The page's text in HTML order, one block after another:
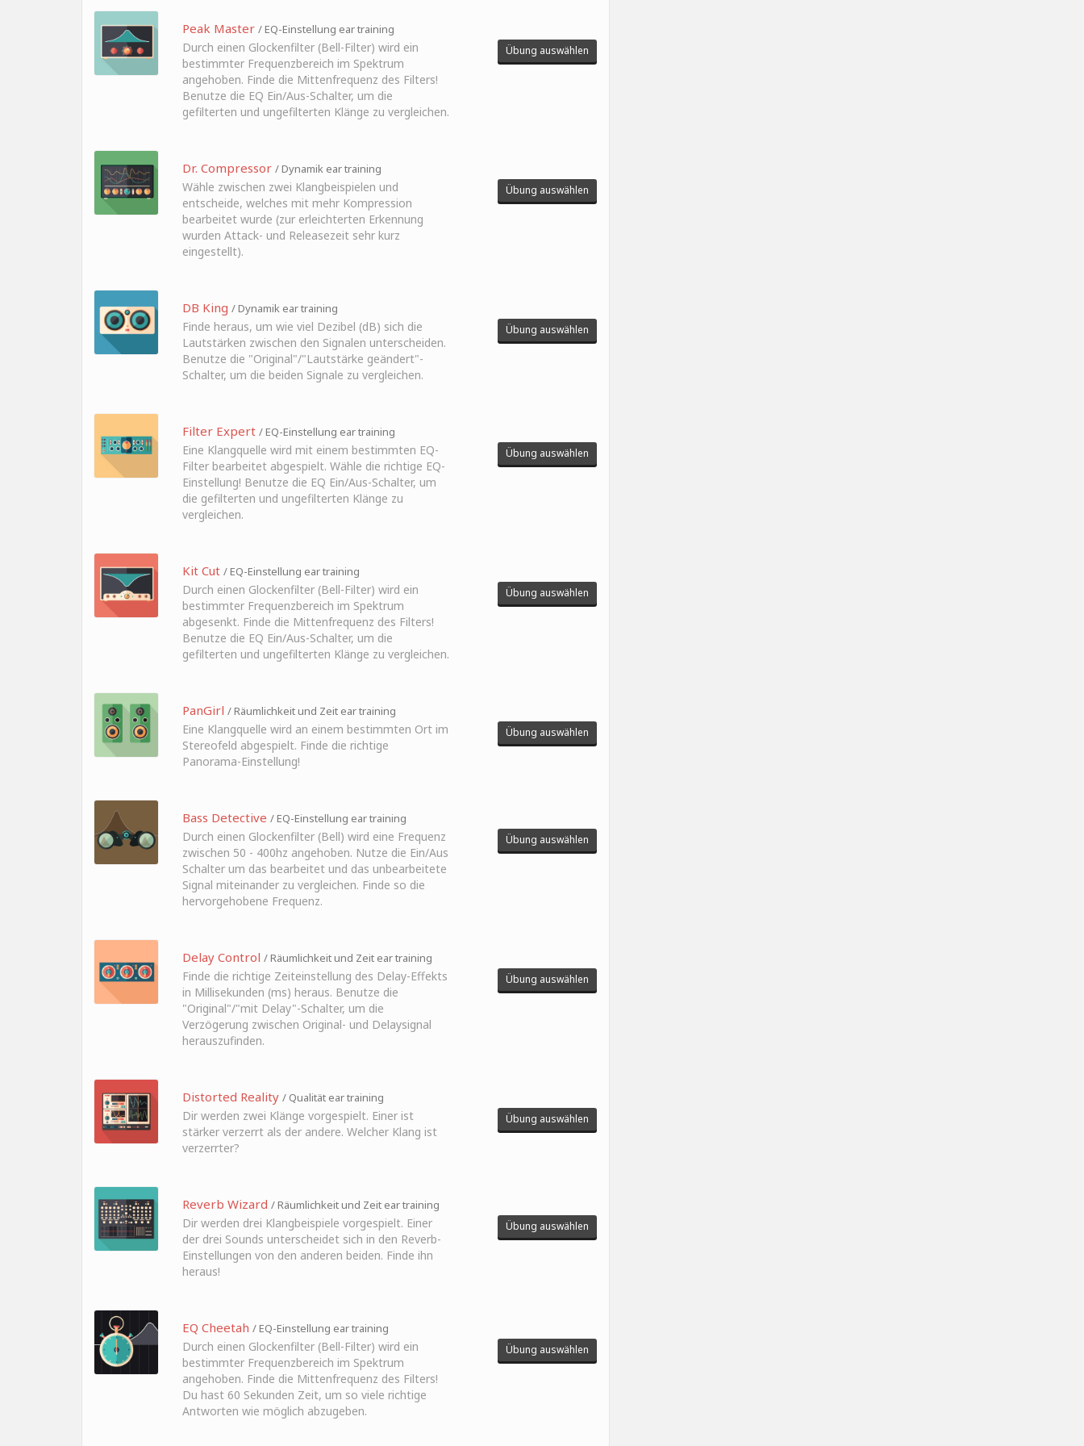
Peak Master / EQ-Einstellung ear training
Durch einen Glockenfilter (Bell-Filter) wird ein
bestimmter Frequenzbereich im Spektrum
angehoben. Finde die Mittenfrequenz des Filters!
Benutze die EQ Ein/Aus-Schalter, um die
gefilterten und ungefilterten Klänge zu vergleichen.
Übung auswählen
Dr. Compressor / Dynamik ear training
Wähle zwischen zwei Klangbeispielen und
entscheide, welches mit mehr Kompression
bearbeitet wurde (zur erleichterten Erkennung
wurden Attack- und Releasezeit sehr kurz
eingestellt).
Übung auswählen
DB King / Dynamik ear training
Finde heraus, um wie viel Dezibel (dB) sich die
Lautstärken zwischen den Signalen unterscheiden.
Benutze die "Original"/"Lautstärke geändert"-
Schalter, um die beiden Signale zu vergleichen.
Übung auswählen
Filter Expert / EQ-Einstellung ear training
Eine Klangquelle wird mit einem bestimmten EQ-
Filter bearbeitet abgespielt. Wähle die richtige EQ-
Einstellung! Benutze die EQ Ein/Aus-Schalter, um
die gefilterten und ungefilterten Klänge zu
vergleichen.
Übung auswählen
Kit Cut / EQ-Einstellung ear training
Durch einen Glockenfilter (Bell-Filter) wird ein
bestimmter Frequenzbereich im Spektrum
abgesenkt. Finde die Mittenfrequenz des Filters!
Benutze die EQ Ein/Aus-Schalter, um die
gefilterten und ungefilterten Klänge zu vergleichen.
Übung auswählen
PanGirl / Räumlichkeit und Zeit ear training
Eine Klangquelle wird an einem bestimmten Ort im
Stereofeld abgespielt. Finde die richtige
Panorama-Einstellung!
Übung auswählen
Bass Detective / EQ-Einstellung ear training
Durch einen Glockenfilter (Bell) wird eine Frequenz
zwischen 50 - 400hz angehoben. Nutze die Ein/Aus
Schalter um das bearbeitet und das unbearbeitete
Signal miteinander zu vergleichen. Finde so die
hervorgehobene Frequenz.
Übung auswählen
Delay Control / Räumlichkeit und Zeit ear training
Finde die richtige Zeiteinstellung des Delay-Effekts
in Millisekunden (ms) heraus. Benutze die
"Original"/"mit Delay"-Schalter, um die
Verzögerung zwischen Original- und Delaysignal
herauszufinden.
Übung auswählen
Distorted Reality / Qualität ear training
Dir werden zwei Klänge vorgespielt. Einer ist
stärker verzerrt als der andere. Welcher Klang ist
verzerrter?
Übung auswählen
Reverb Wizard / Räumlichkeit und Zeit ear training
Dir werden drei Klangbeispiele vorgespielt. Einer
der drei Sounds unterscheidet sich in den Reverb-
Einstellungen von den anderen beiden. Finde ihn
heraus!
Übung auswählen
EQ Cheetah / EQ-Einstellung ear training
Durch einen Glockenfilter (Bell-Filter) wird ein
bestimmter Frequenzbereich im Spektrum
angehoben. Finde die Mittenfrequenz des Filters!
Du hast 60 Sekunden Zeit, um so viele richtige
Antworten wie möglich abzugeben.
Übung auswählen